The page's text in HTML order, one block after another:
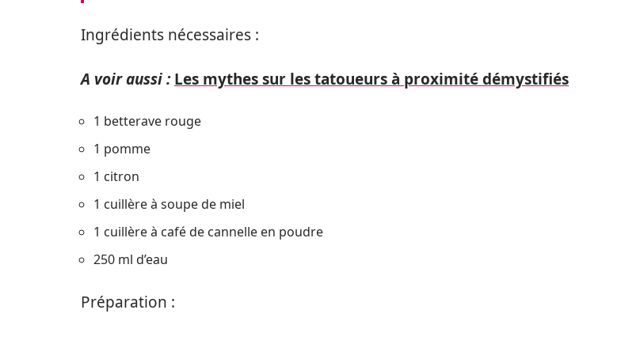
Ingrédients nécessaires :
A voir aussi : Les mythes sur les tatoueurs à proximité démystifiés
1 betterave rouge
1 pomme
1 citron
1 cuillère à soupe de miel
1 cuillère à café de cannelle en poudre
250 ml d’eau
Préparation :